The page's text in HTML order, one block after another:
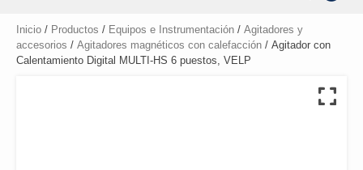
Inicio / Productos / Equipos e Instrumentación / Agitadores y
accesorios / Agitadores magnéticos con calefacción / Agitador con
Calentamiento Digital MULTI-HS 6 puestos, VELP